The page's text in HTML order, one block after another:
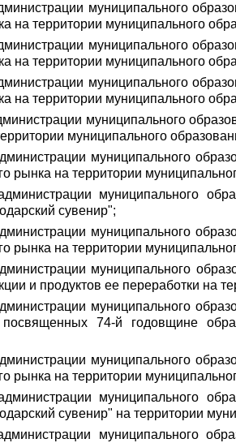
муниципального
на территории муниципального
муниципального
на территории муниципального
муниципального
на территории муниципального
муниципального
муниципального
муниципального
рынка на территории
муниципального
сувенир";
муниципального
рынка на территории
муниципального
и продуктов ее переработки на
муниципального
74-й годовщине
муниципального
рынка на территории
муниципального
сувенир" на территории
муниципального